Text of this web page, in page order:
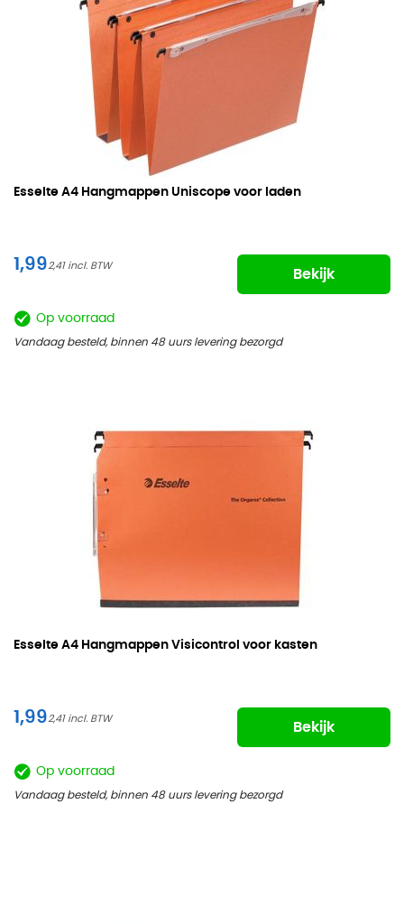
Esselte A4 Hangmappen Uniscope voor laden
1,992,41
Bekijk
Op voorraad
Vandaag besteld, binnen 48 uurs levering bezorgd
Esselte A4 Hangmappen Visicontrol voor kasten
1,992,41
Bekijk
Op voorraad
Vandaag besteld, binnen 48 uurs levering bezorgd